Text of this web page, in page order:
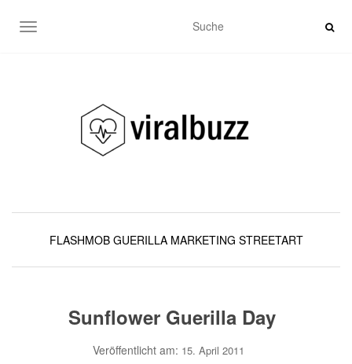
SCHALTE NAVIGATION
FLASHMOB GUERILLA MARKETING STREETART
Sunflower Guerilla Day
Veröffentlicht am: 15. April 2011